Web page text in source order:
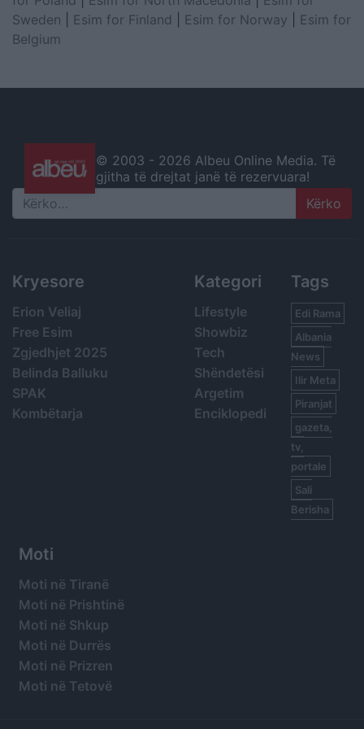
Sweden
Esim for Finland Esim for Norway
Esim for
Belgium
© 2003 - 2026 Albeu Online Media. Të
gjitha të drejtat janë të rezervuara!
Search
Kryesore
Erion Veliaj
Free Esim
Zgjedhjet 2025
Belinda Balluku
SPAK
Kombëtarja
Kategori
Lifestyle
Showbiz
Tech
Shëndetësi
Argetim
Enciklopedi
Tags
Edi Rama
Albania
News
Ilir Meta
Piranjat
gazeta,
tv,
portale
Sali
Berisha
Moti
Moti në Tiranë
Moti në Prishtinë
Moti në Shkup
Moti në Durrës
Moti në Prizren
Moti në Tetovë